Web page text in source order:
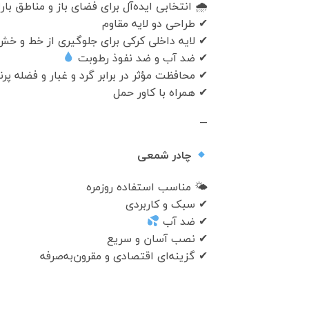
🌧 انتخابی ایده‌آل برای فضای باز و مناطق
✔ طراحی دو لایه مقاوم
✔ لایه داخلی کرکی برای جلوگیری از خط و
✔ ضد آب و ضد نفوذ رطوبت
✔ محافظت مؤثر در برابر گرد و غبار و فضله
✔ همراه با کاور حمل
—
چادر شمعی
🌤 مناسب استفاده روزمره
✔ سبک و کاربردی
✔ ضد آب
✔ نصب آسان و سریع
✔ گزینه‌ای اقتصادی و مقرون‌به‌صرفه